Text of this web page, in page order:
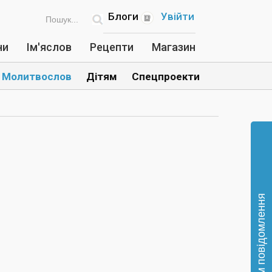
Увійти
Блоги
Ім'яслов Рецепти Магазин
Молитвослов Дітям Спецпроекти